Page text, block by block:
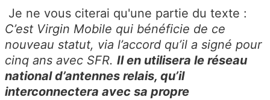
Je ne vous citerai qu'une partie du texte :
C’est Virgin Mobile qui bénéficie de ce
nouveau statut, via l’accord qu’il a signé pour
cinq ans avec SFR. Il en utilisera le réseau
national d’antennes relais, qu’il
interconnectera avec sa propre